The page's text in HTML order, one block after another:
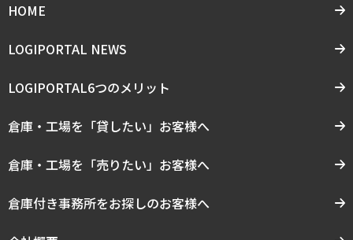
HOME
LOGIPORTAL NEWS
LOGIPORTAL6つのメリット
倉庫・工場を「貸したい」お客様へ
倉庫・工場を「売りたい」お客様へ
倉庫付き事務所をお探しのお客様へ